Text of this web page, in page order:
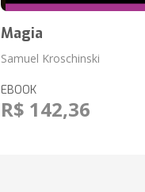
Magia
Samuel Kroschinski
EBOOK
R$ 142,36